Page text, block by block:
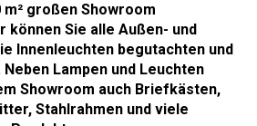
großen Showroom
können Sie alle Außen- und
Innenleuchten begutachten und
Lampen und Leuchten
Showroom auch Briefkästen,
Stahlrahmen und viele